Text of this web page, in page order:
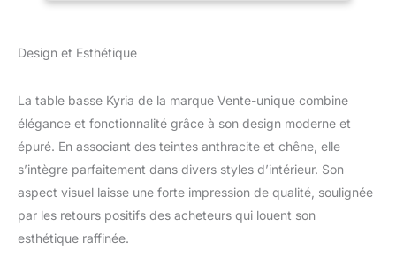
Style : Contemporain.
Dimensions :
L80xP80xH36cm. Avec
son plateau pivotant, et
son allure moderne, la
table KYRIA fera tourner
les têtes ! Dotée d’un
Design et Esthétique
La table basse Kyria de la marque Vente-unique combine
élégance et fonctionnalité grâce à son design moderne et
épuré. En associant des teintes anthracite et chêne, elle
s’intègre parfaitement dans divers styles d’intérieur. Son
aspect visuel laisse une forte impression de qualité, soulignée
par les retours positifs des acheteurs qui louent son
esthétique raffinée.